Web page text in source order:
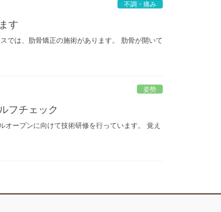
不調・痛み
す
では、肋骨矯正の施術があります。 肋骨が開いて
姿勢
フチェック
ープンに向けて技術研修を行っています。 覚え